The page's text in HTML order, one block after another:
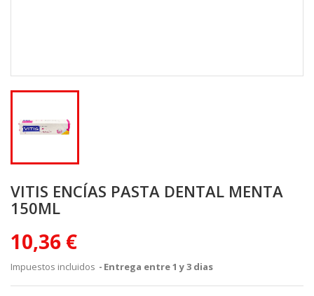
VITIS ENCÍAS PASTA DENTAL MENTA
150ML
10,36 €
Impuestos incluidos Entrega entre 1 y 3 dias